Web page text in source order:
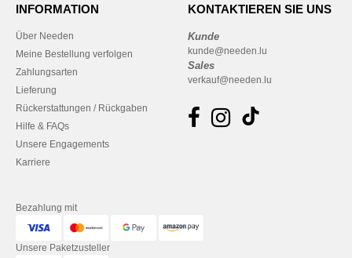
INFORMATION
Über Needen
Meine Bestellung verfolgen
Zahlungsarten
Lieferung
Rückerstattungen / Rückgaben
Hilfe & FAQs
Unsere Engagements
Karriere
KONTAKTIEREN SIE UNS
Kunde
kunde@needen.lu
Sales
verkauf@needen.lu
Bezahlung mit
Unsere Paketzusteller